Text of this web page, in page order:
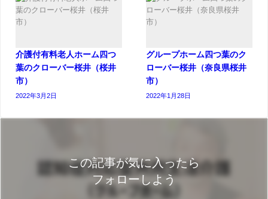
介護付有料老人ホーム四つ
葉のクローバー桜井（桜井
市）
2022年3月2日
グループホーム四つ葉のク
ローバー桜井（奈良県桜井
市）
2022年1月28日
この記事が気に入ったら
フォローしよう